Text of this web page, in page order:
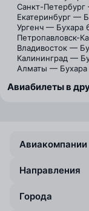
Санкт-
Екатеринбург —
Ургенч — Бухара
Петропавловск-
Владивосток —
Калининград —
Алматы — Бухара
Авиабилеты в
Авиакомпании
Направления
Города